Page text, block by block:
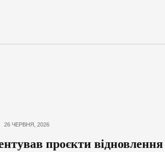
26 ЧЕРВНЯ, 2026
проєкти відновлення